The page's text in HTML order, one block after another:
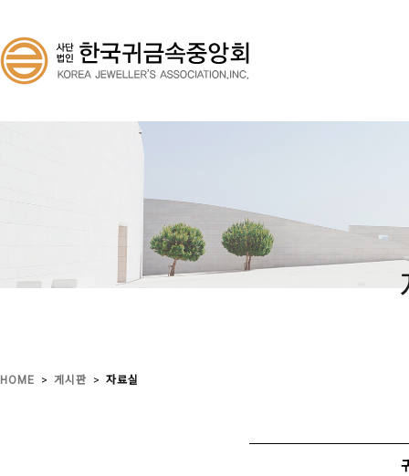
HOME > 게시판 > 자료실